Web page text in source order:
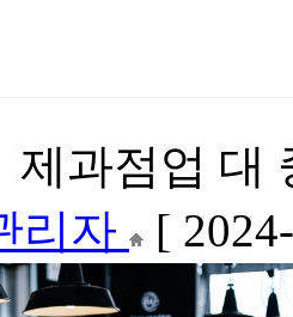
과점업 대
리자 [